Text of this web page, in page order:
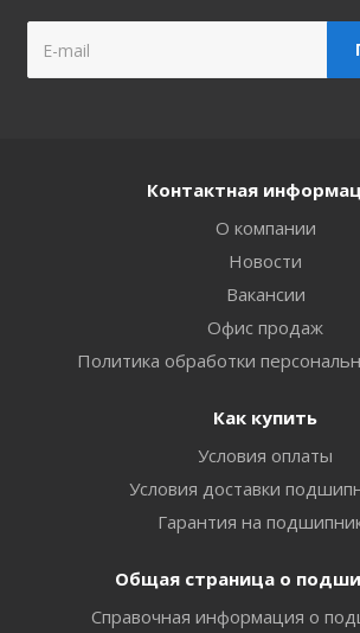
Контактная
О компании
Новости
Вакансии
Офис продаж
Политика обработки
Как купить
Условия оплаты
Условия доставки
Гарантия на
Общая страница о
Справочная информация о